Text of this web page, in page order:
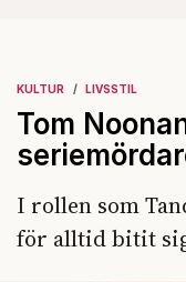
KULTUR LIVSSTIL
Tom
I rollen som
för alltid bitit